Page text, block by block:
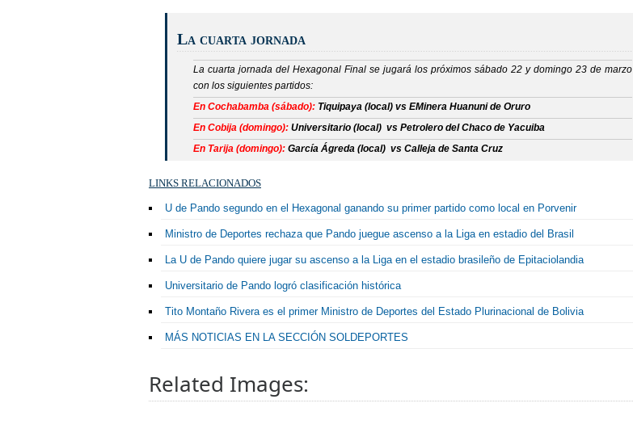
La cuarta jornada
La cuarta jornada del Hexagonal Final se jugará los próximos sábado 22 y domingo 23 de marzo
con los siguientes partidos:
En Cochabamba (sábado): Tiquipaya (local) vs EMinera Huanuni de Oruro
En Cobija (domingo): Universitario (local) vs Petrolero del Chaco de Yacuiba
En Tarija (domingo): García Ágreda (local) vs Calleja de Santa Cruz
LINKS RELACIONADOS
U de Pando segundo en el Hexagonal ganando su primer partido como local en Porvenir
Ministro de Deportes rechaza que Pando juegue ascenso a la Liga en estadio del Brasil
La U de Pando quiere jugar su ascenso a la Liga en el estadio brasileño de Epitaciolandia
Universitario de Pando logró clasificación histórica
Tito Montaño Rivera es el primer Ministro de Deportes del Estado Plurinacional de Bolivia
MÁS NOTICIAS EN LA SECCIÓN SOLDEPORTES
Related Images: